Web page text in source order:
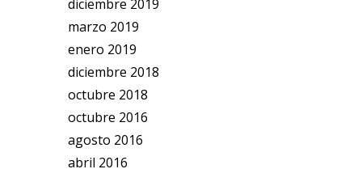
diciembre 2019
marzo 2019
enero 2019
diciembre 2018
octubre 2018
octubre 2016
agosto 2016
abril 2016